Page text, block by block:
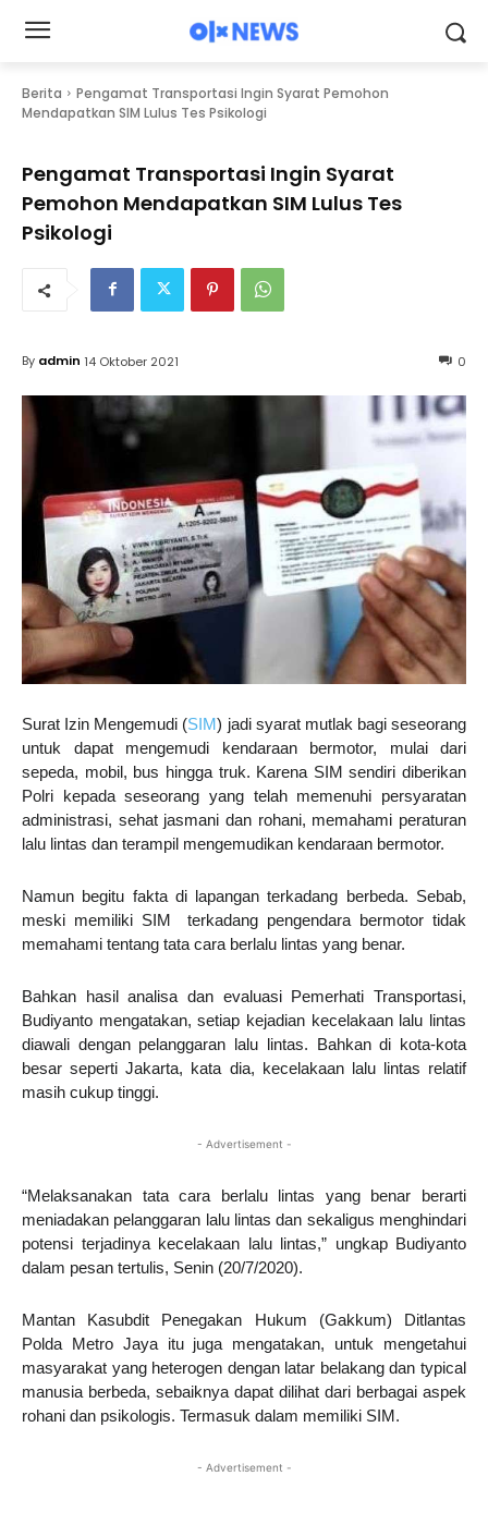
Berita
Pengamat Transportasi Ingin Syarat Pemohon
Mendapatkan SIM Lulus Tes Psikologi
Pengamat Transportasi Ingin Syarat
Pemohon Mendapatkan SIM Lulus Tes
Psikologi
0
By admin 14 Oktober 2021
Surat Izin Mengemudi (SIM) jadi syarat mutlak bagi seseorang
untuk dapat mengemudi kendaraan bermotor, mulai dari
sepeda, mobil, bus hingga truk. Karena SIM sendiri diberikan
Polri kepada seseorang yang telah memenuhi persyaratan
administrasi, sehat jasmani dan rohani, memahami peraturan
lalu lintas dan terampil mengemudikan kendaraan bermotor.
Namun begitu fakta di lapangan terkadang berbeda. Sebab,
meski memiliki SIM terkadang pengendara bermotor tidak
memahami tentang tata cara berlalu lintas yang benar.
Bahkan hasil analisa dan evaluasi Pemerhati Transportasi,
Budiyanto mengatakan, setiap kejadian kecelakaan lalu lintas
diawali dengan pelanggaran lalu lintas. Bahkan di kota-kota
besar seperti Jakarta, kata dia, kecelakaan lalu lintas relatif
masih cukup tinggi.
- Advertisement -
“Melaksanakan tata cara berlalu lintas yang benar berarti
meniadakan pelanggaran lalu lintas dan sekaligus menghindari
potensi terjadinya kecelakaan lalu lintas,” ungkap Budiyanto
dalam pesan tertulis, Senin (20/7/2020).
Mantan Kasubdit Penegakan Hukum (Gakkum) Ditlantas
Polda Metro Jaya itu juga mengatakan, untuk mengetahui
masyarakat yang heterogen dengan latar belakang dan typical
manusia berbeda, sebaiknya dapat dilihat dari berbagai aspek
rohani dan psikologis. Termasuk dalam memiliki SIM.
- Advertisement -